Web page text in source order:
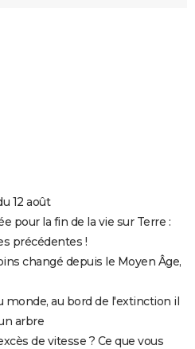
12 août
pour la fin de la vie sur Terre :
précédentes !
changé depuis le Moyen Âge,
monde, au bord de l'extinction il
arbre
de vitesse ? Ce que vous